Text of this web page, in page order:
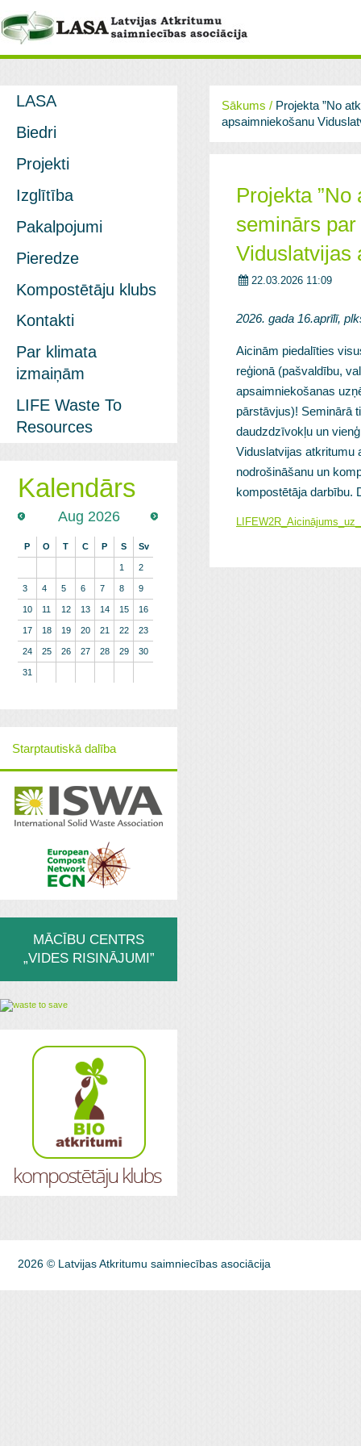
Sākums / Projekta ”No
apsaimniekošanu
Projekta
seminārs
Viduslatvijas
22.03.2026 11:09
2026. gada 16.aprīlī,
Aicinām piedalīties
reģionā (pašvaldību,
apsaimniekošanas
pārstāvjus)! Seminārā
daudzdzīvokļu un
Viduslatvijas atkritumu
nodrošināšanu un
kompostētāja darbību.
LASA
Biedri
Projekti
Izglītība
Pakalpojumi
Pieredze
Kompostētāju klubs
Kontakti
Par klimata
izmaiņām
LIFE Waste To
Resources
Kalendārs
Aug 2026
P O T C P S Sv
1 2
3 4 5 6 7 8 9
10 11 12 13 14 15 16
17 18 19 20 21 22 23
24 25 26 27 28 29 30
31
Starptautiskā dalība
MĀCĪBU CENTRS
„VIDES RISINĀJUMI”
2026 © Latvijas Atkritumu saimniecības asociācija